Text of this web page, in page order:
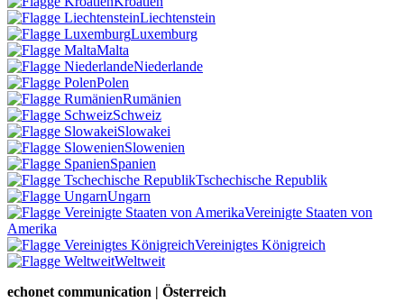
Liechtenstein
Luxemburg
Malta
Niederlande
Polen
Rumänien
Schweiz
Slowakei
Slowenien
Spanien
Tschechische Republik
Ungarn
Vereinigte Staaten von
Amerika
Vereinigtes Königreich
Weltweit
echonet communication | Österreich